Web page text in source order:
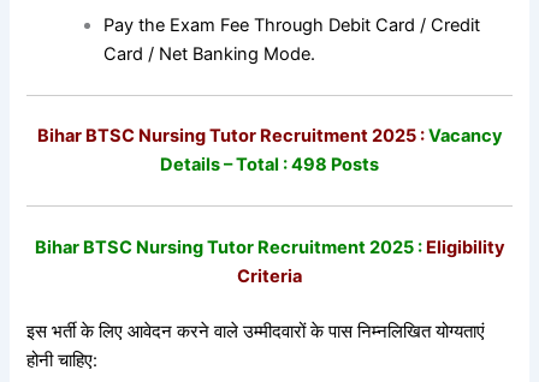
Pay the Exam Fee Through Debit Card / Credit
Card / Net Banking Mode.
Bihar BTSC Nursing Tutor Recruitment 2025 :Vacancy
Details – Total : 498 Posts
Bihar BTSC Nursing Tutor Recruitment 2025 : Eligibility
Criteria
इस भर्ती के लिए आवेदन करने वाले उम्मीदवारों के पास निम्नलिखित योग्यताएं
होनी चाहिए: